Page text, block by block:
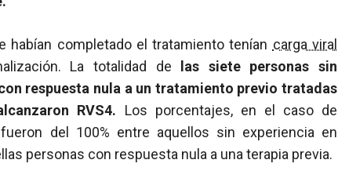
habían completado el tratamiento tenían carga viral
La totalidad de las siete personas sin
respuesta nula a un tratamiento previo tratadas
RVS4. Los porcentajes, en el caso de
del 100% entre aquellos sin experiencia en
personas con respuesta nula a una terapia previa.